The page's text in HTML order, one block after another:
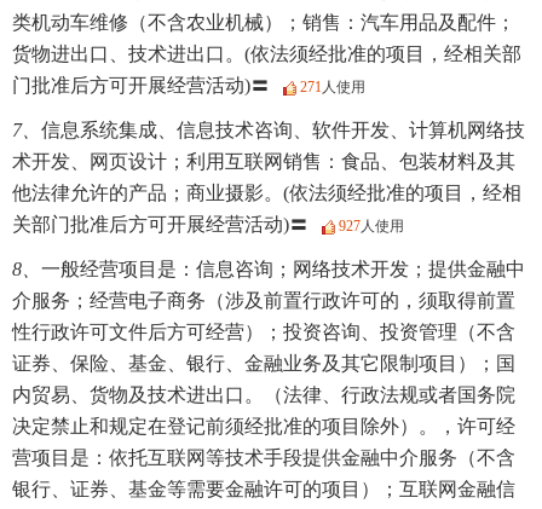
类机动车维修（不含农业机械）；销售：汽车用品及配件；
货物进出口、技术进出口。(依法须经批准的项目，经相关部
门批准后方可开展经营活动)〓
271人使用
7、 信息系统集成、信息技术咨询、软件开发、计算机网络技
术开发、网页设计；利用互联网销售：食品、包装材料及其
他法律允许的产品；商业摄影。(依法须经批准的项目，经相
关部门批准后方可开展经营活动)〓
927人使用
8、 一般经营项目是：信息咨询；网络技术开发；提供金融中
介服务；经营电子商务（涉及前置行政许可的，须取得前置
性行政许可文件后方可经营）；投资咨询、投资管理（不含
证券、保险、基金、银行、金融业务及其它限制项目）；国
内贸易、货物及技术进出口。（法律、行政法规或者国务院
决定禁止和规定在登记前须经批准的项目除外）。，许可经
营项目是：依托互联网等技术手段提供金融中介服务（不含
银行、证券、基金等需要金融许可的项目）；互联网金融信